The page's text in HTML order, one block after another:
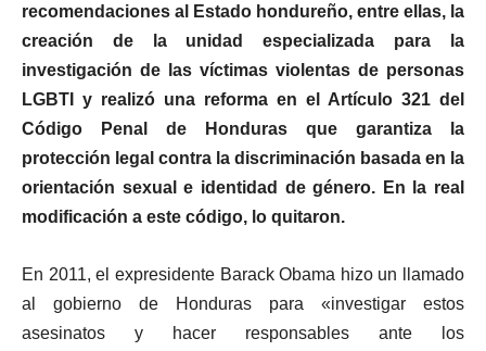
recomendaciones al Estado hondureño, entre ellas, la
creación de la unidad especializada para la
investigación de las víctimas violentas de personas
LGBTI y realizó una reforma en el Artículo 321 del
Código Penal de Honduras que garantiza la
protección legal contra la discriminación basada en la
orientación sexual e identidad de género. En la real
modificación a este código, lo quitaron.
En 2011, el expresidente Barack Obama hizo un llamado
al gobierno de Honduras para «investigar estos
asesinatos y hacer responsables ante los